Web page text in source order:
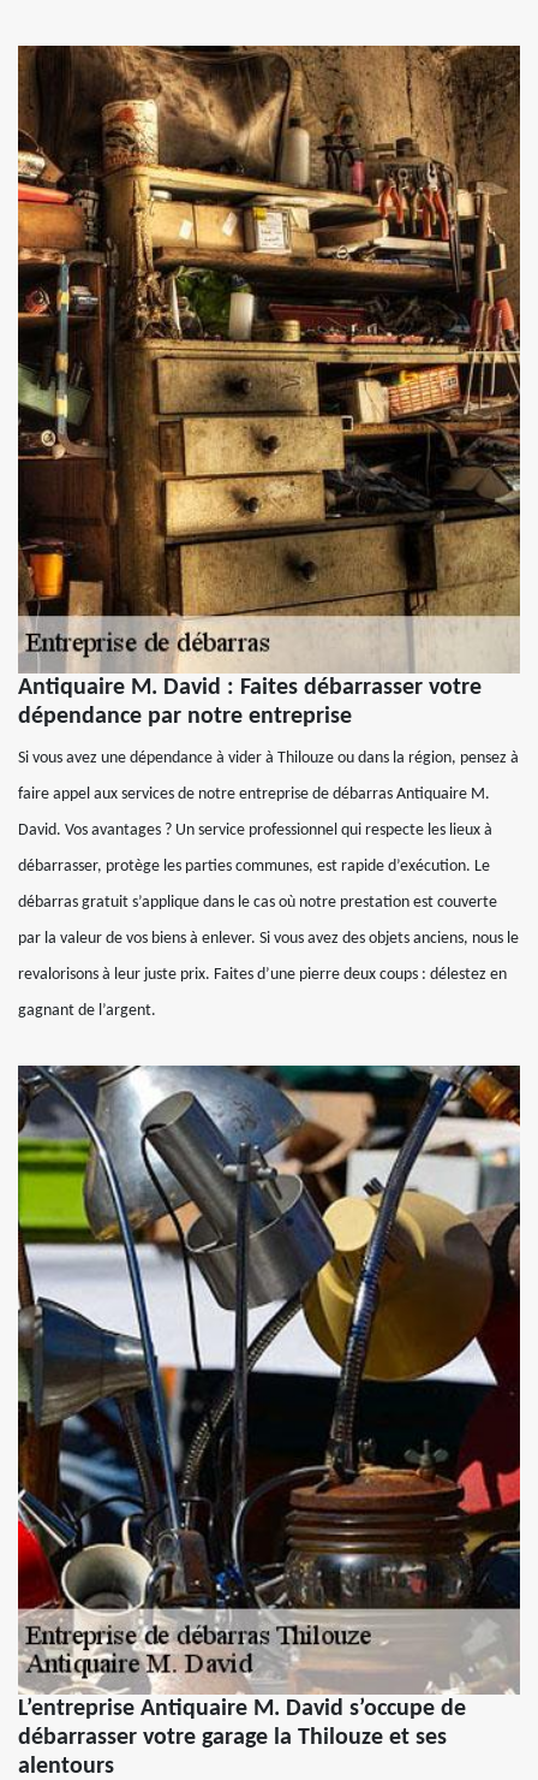
Antiquaire M. David : Faites débarrasser votre
dépendance par notre entreprise
Si vous avez une dépendance à vider à Thilouze ou dans la région, pensez à
faire appel aux services de notre entreprise de débarras Antiquaire M.
David. Vos avantages ? Un service professionnel qui respecte les lieux à
débarrasser, protège les parties communes, est rapide d’exécution. Le
débarras gratuit s’applique dans le cas où notre prestation est couverte
par la valeur de vos biens à enlever. Si vous avez des objets anciens, nous le
revalorisons à leur juste prix. Faites d’une pierre deux coups : délestez en
gagnant de l’argent.
L’entreprise Antiquaire M. David s’occupe de
débarrasser votre garage la Thilouze et ses
alentours